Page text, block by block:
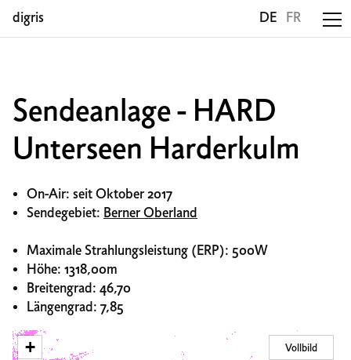
digris DE FR
Sendeanlage - HARD
Unterseen Harderkulm
On-Air: seit Oktober 2017
Sendegebiet: Berner Oberland
Maximale Strahlungsleistung (ERP): 500W
Höhe: 1318,00m
Breitengrad: 46,70
Längengrad: 7,85
+
Vollbild